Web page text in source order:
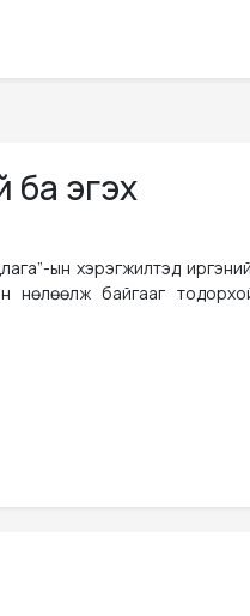
ба эгэх
ын хэрэгжилтэд
нөлөөлж байгааг